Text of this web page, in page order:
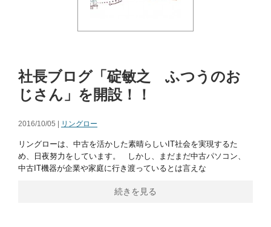
社長ブログ「碇敏之 ふつうのお
じさん」を開設！！
2016/10/05 | リングロー
リングローは、中古を活かした素晴らしいIT社会を実現するた
め、日夜努力をしています。 しかし、まだまだ中古パソコン、
中古IT機器が企業や家庭に行き渡っているとは言えな
続きを見る